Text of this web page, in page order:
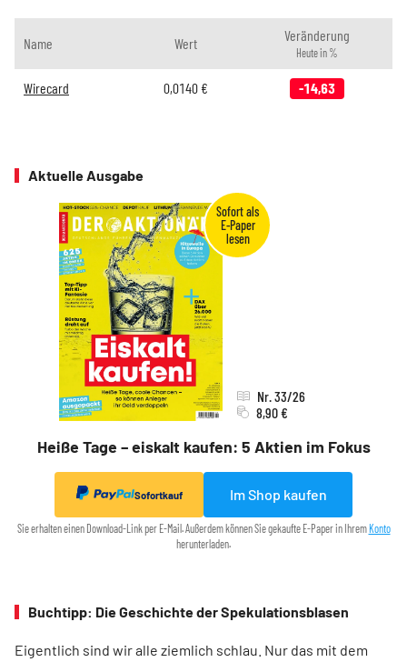
Name Wert Veränderung
Heute in %
Wirecard 0,0140€ -14,63
Aktuelle Ausgabe
Heiße Tage – eiskalt kaufen: 5 Aktien im Fokus
Nr. 33/26
8,90 €
Sofortkauf Im Shop kaufen
Sie erhalten einen Download-Link per E-Mail. Außerdem können Sie gekaufte E-Paper in Ihrem Konto
herunterladen.
Buchtipp: Die Geschichte der Spekulationsblasen
Eigentlich sind wir alle ziemlich schlau. Nur das mit dem